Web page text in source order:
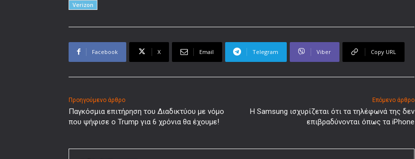
Verizon
Facebook X Email Telegram Viber Copy URL
Προηγούμενο άρθρο
Παγκόσμια επιτήρηση του Διαδικτύου με νόμο
που ψήφισε ο Trump για 6 χρόνια θα έχουμε!
Επόμενο άρθρο
Η Samsung ισχυρίζεται ότι τα τηλέφωνά της δεν
επιβραδύνονται όπως τα iPhone